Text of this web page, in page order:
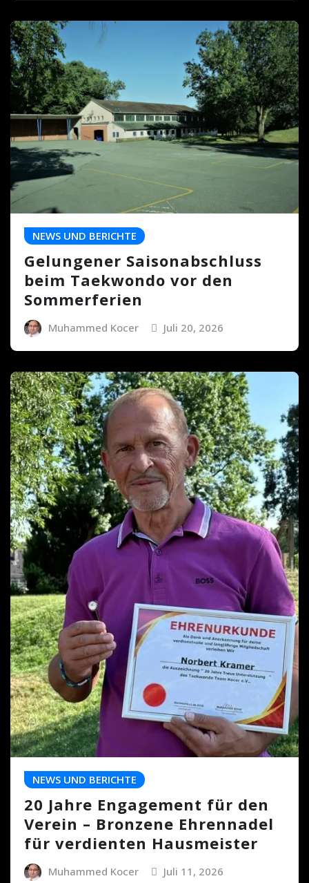
NEWS UND BERICHTE
Gelungener Saisonabschluss
beim Taekwondo vor den
Sommerferien
Muhammed Kocer Juli 20, 2026
NEWS UND BERICHTE
20 Jahre Engagement für den
Verein – Bronzene Ehrennadel
für verdienten Hausmeister
Muhammed Kocer Juli 11, 2026